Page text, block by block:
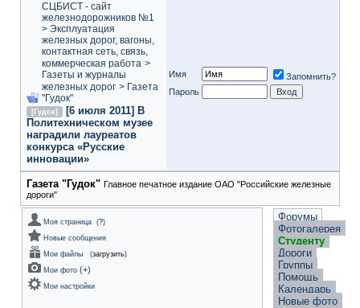
СЦБИСТ - сайт
железнодорожников №1
> Эксплуатация
железных дорог, вагоны,
контактная сеть, связь,
коммерческая работа >
Газеты и журналы
железных дорог > Газета
"Гудок"
[Гудок]
[6 июля 2011] В
Политехническом музее
наградили лауреатов
конкурса «Русские
инновации»
Имя
Запомнить?
Пароль
Газета "Гудок" Главное печатное издание ОАО "Российские железные
дороги"
Моя страница (?)
Новые сообщения
Мои файлы
(загрузить)
Мои фото (+)
Мои настройки
Форумы
Фотогалерея
Студенту
Дороги
Группы
Помощь
Календарь
Новые фото